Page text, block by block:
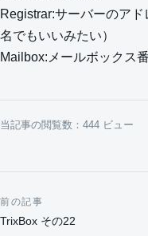
Registrar:サーバーのア
名でもいいみたい）
Mailbox:メールボックス
当記事の閲覧数：444 ビュー
投稿ナビゲーション
前の記事
TrixBox その22